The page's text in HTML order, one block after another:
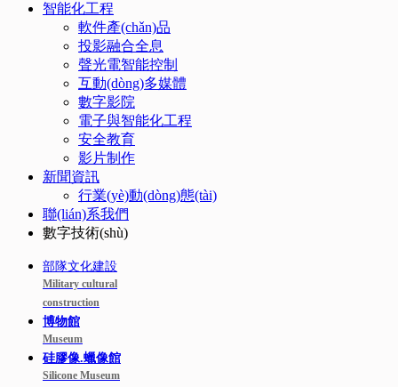
智能化工程
軟件產(chǎn)品
投影融合全息
聲光電智能控制
互動(dòng)多媒體
數字影院
電子與智能化工程
安全教育
影片制作
新聞資訊
行業(yè)動(dòng)態(tài)
聯(lián)系我們
數字技術(shù)
部隊文化建設
Military cultural
construction
博物館
Museum
硅膠像.蠟像館
Silicone Museum